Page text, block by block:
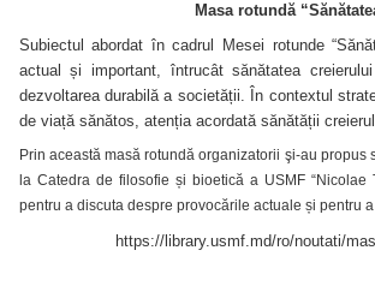
Masa rotundă
Subiectul abordat în cadrul Mesei rotunde
actual și important, întrucât sănătatea
dezvoltarea durabilă a societății. În contextul
de viață sănătos, atenția acordată sănătății
Prin această masă rotundă organizatorii şi-au
la Catedra de filosofie și bioetică a USMF
pentru a discuta despre provocările actuale și pentru
https://library.usmf.md/ro/noutati/